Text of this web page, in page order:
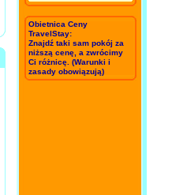
Obietnica Ceny
TravelStay:
Znajdź taki sam pokój za
niższą cenę, a zwrócimy
Ci różnicę. (Warunki i
zasady obowiązują)